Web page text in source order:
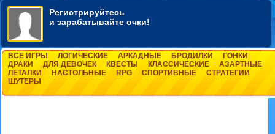
Регистрируйтесь
и зарабатывайте очки!
ВСЕ ИГРЫ ЛОГИЧЕСКИЕ АРКАДНЫЕ БРОДИЛКИ
ГОНКИ
ДРАКИ
ДЛЯ ДЕВОЧЕК КВЕСТЫ КЛАССИЧЕСКИЕ
АЗАРТНЫЕ
ЛЕТАЛКИ
НАСТОЛЬНЫЕ RPG СПОРТИВНЫЕ
СТРАТЕГИИ
ШУТЕРЫ